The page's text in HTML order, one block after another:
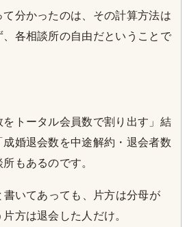
分かったのは、その計算方法は
各相談所の自由だということで
をトータル会員数で割り出す」結
婚退会数を中途解約・退会者数
もあるのです。
書いてあっても、片方は分母が
方は退会した人だけ。